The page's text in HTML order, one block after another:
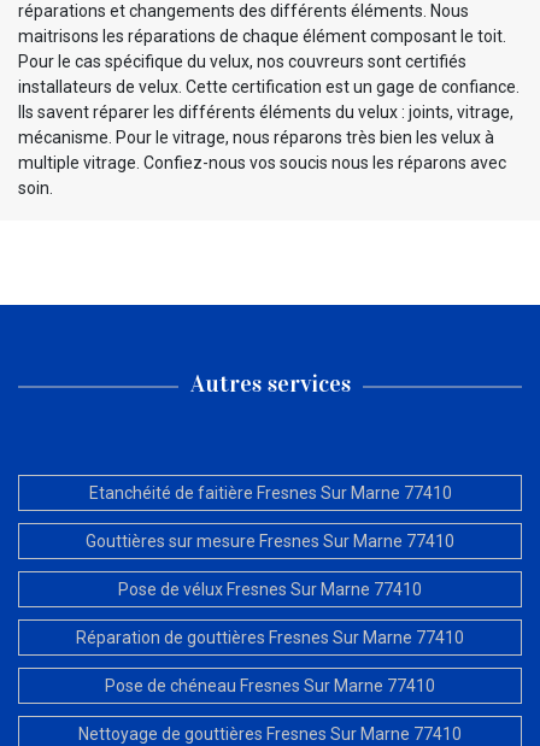
réparations et changements des différents éléments. Nous
maitrisons les réparations de chaque élément composant le toit.
Pour le cas spécifique du velux, nos couvreurs sont certifiés
installateurs de velux. Cette certification est un gage de confiance.
Ils savent réparer les différents éléments du velux : joints, vitrage,
mécanisme. Pour le vitrage, nous réparons très bien les velux à
multiple vitrage. Confiez-nous vos soucis nous les réparons avec
soin.
Autres services
Etanchéité de faitière Fresnes Sur Marne 77410
Gouttières sur mesure Fresnes Sur Marne 77410
Pose de vélux Fresnes Sur Marne 77410
Réparation de gouttières Fresnes Sur Marne 77410
Pose de chéneau Fresnes Sur Marne 77410
Nettoyage de gouttières Fresnes Sur Marne 77410